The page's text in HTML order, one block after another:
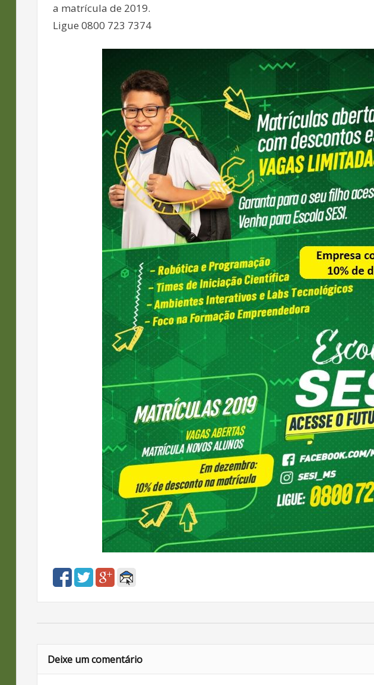
a matrícula de 2019.
Ligue 0800 723 7374
Deixe um comentário